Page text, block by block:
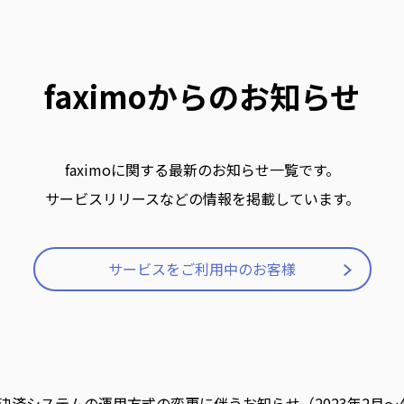
faximoからのお知らせ
faximoに関する最新のお知らせ一覧です。
サービスリリースなどの情報を掲載しています。
サービスをご利用中のお客様